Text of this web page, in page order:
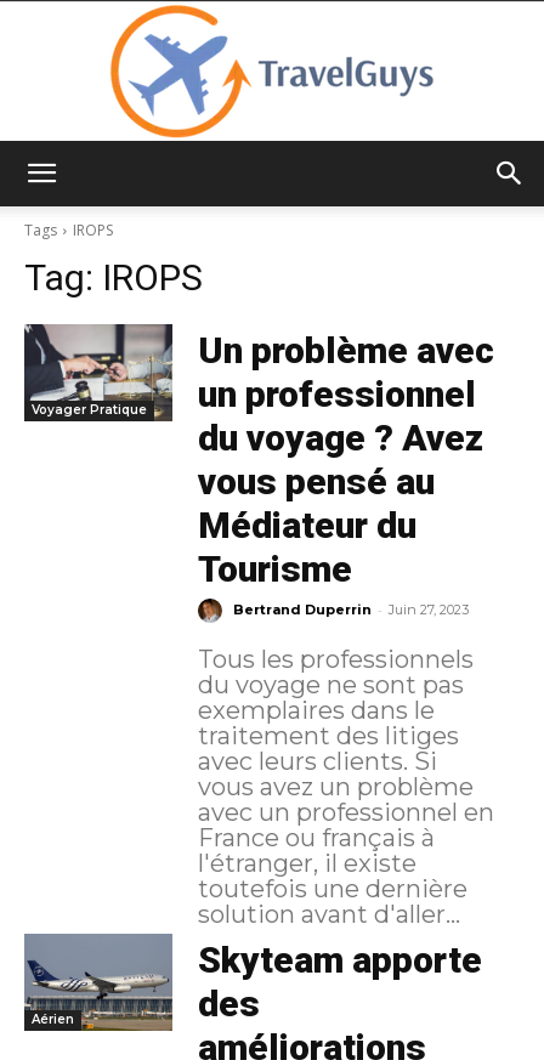
Tags
IROPS
Tag: IROPS
Voyager Pratique
Un problème avec
un professionnel
du voyage ? Avez
vous pensé au
Médiateur du
Tourisme
Bertrand Duperrin - Juin 27, 2023
Tous les professionnels
du voyage ne sont pas
exemplaires dans le
traitement des litiges
avec leurs clients. Si
vous avez un problème
avec un professionnel en
France ou français à
l'étranger, il existe
toutefois une dernière
solution avant d'aller...
Aérien
Skyteam apporte
des
améliorations